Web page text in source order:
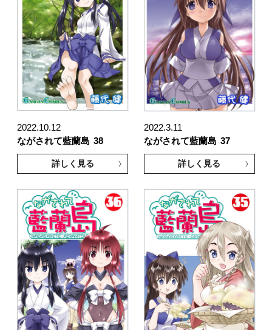
2022.10.12
ながされて藍蘭島 38
詳しく見る
2022.3.11
ながされて藍蘭島 37
詳しく見る